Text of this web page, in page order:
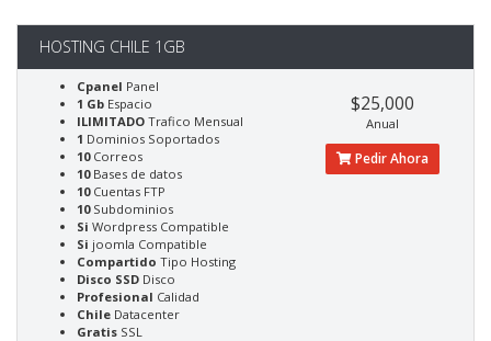
HOSTING CHILE 1GB
Cpanel Panel
1 Gb Espacio
ILIMITADO Trafico Mensual
1 Dominios Soportados
10Correos
10Bases de datos
10Cuentas FTP
10Subdominios
Si Wordpress Compatible
Si joomla Compatible
Compartido Tipo Hosting
Disco SSD Disco
Profesional Calidad
Chile Datacenter
Gratis SSL
$25,000
Anual
Pedir Ahora